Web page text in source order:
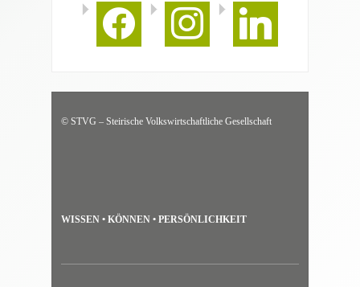
facebook instagram linkedin
© STVG – Steirische Volkswirtschaftliche Gesellschaft
WISSEN • KÖNNEN • PERSÖNLICHKEIT